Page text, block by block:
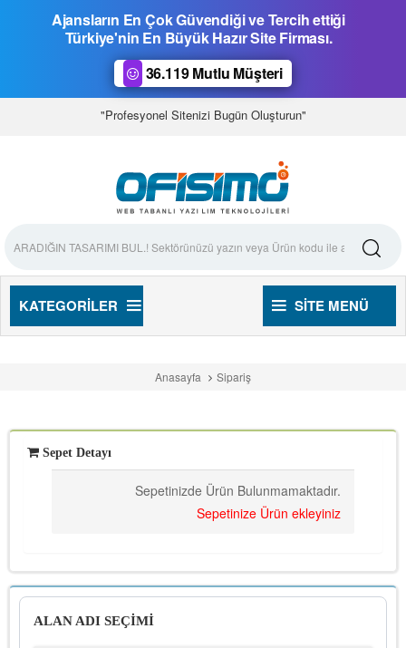
Ajansların En Çok Güvendiği ve Tercih ettiği
Türkiye'nin En Büyük Hazır Site Firması.
36.119 Mutlu Müşteri
"Profesyonel Sitenizi Bugün Oluşturun"
KATEGORILER SITE MENÜ
Anasayfa Sipariş
Sepet Detayı
Sepetinizde Ürün Bulunmamaktadır.
Sepetinize Ürün ekleyiniz
ALAN ADI SEÇİMİ